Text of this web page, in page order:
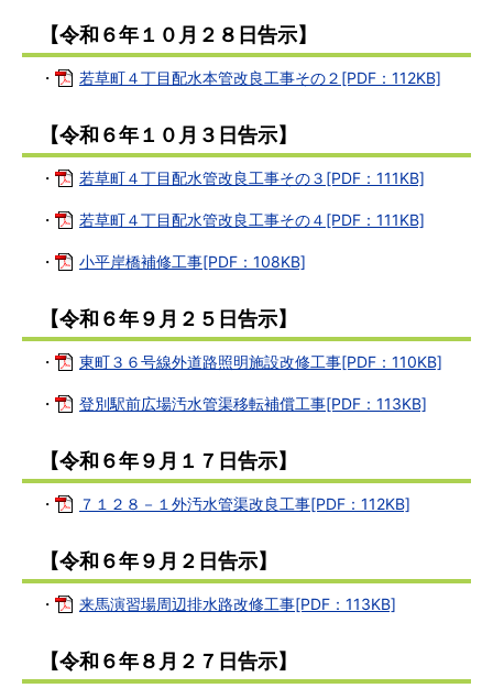
【令和６年１０月２８日告示】
・ 若草町４丁目配水本管改良工事その２[PDF：112KB]
【令和６年１０月３日告示】
・ 若草町４丁目配水管改良工事その３[PDF：111KB]
・ 若草町４丁目配水管改良工事その４[PDF：111KB]
・ 小平岸橋補修工事[PDF：108KB]
【令和６年９月２５日告示】
・ 東町３６号線外道路照明施設改修工事[PDF：110KB]
・ 登別駅前広場汚水管渠移転補償工事[PDF：113KB]
【令和６年９月１７日告示】
・ ７１２８－１外汚水管渠改良工事[PDF：112KB]
【令和６年９月２日告示】
・ 来馬演習場周辺排水路改修工事[PDF：113KB]
【令和６年８月２７日告示】